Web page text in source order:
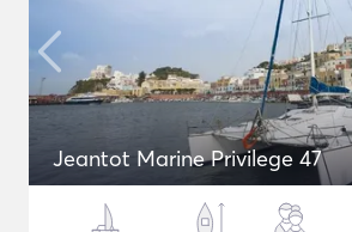
Jeantot Marine Privilege 47